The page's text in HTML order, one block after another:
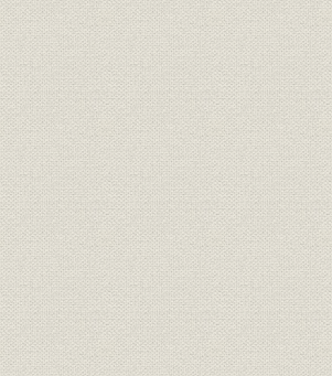
日本の政治と経済に大きな影響
「糸へん」「金へん」
経営基盤の確立
第4節・通産省工業化試験補助金
第1回の補助金交付に応募
大企業に伍して見事獲得
第5節・丸亀本社工場
「工場設置願」の提出